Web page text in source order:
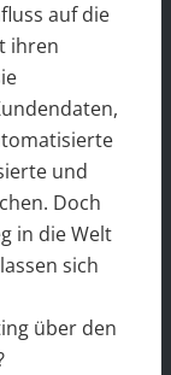
auf die
ihren
und
Doch
in die Welt
sich
über den